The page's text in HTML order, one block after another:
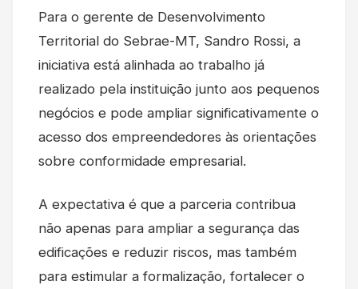
Para o gerente de Desenvolvimento
Territorial do Sebrae-MT, Sandro Rossi, a
iniciativa está alinhada ao trabalho já
realizado pela instituição junto aos pequenos
negócios e pode ampliar significativamente o
acesso dos empreendedores às orientações
sobre conformidade empresarial.
A expectativa é que a parceria contribua
não apenas para ampliar a segurança das
edificações e reduzir riscos, mas também
para estimular a formalização, fortalecer o